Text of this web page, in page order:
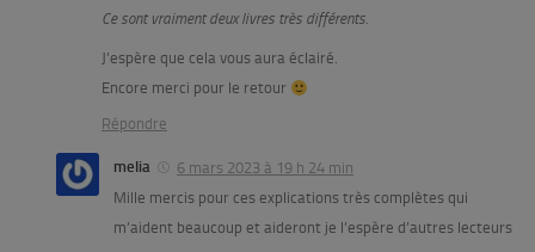
Ce sont vraiment deux livres très différents.
J’espère que cela vous aura éclairé.
Encore merci pour le retour
Répondre
melia
6 mars 2023 à 19 h 24 min
Mille mercis pour ces explications très complètes qui
m’aident beaucoup et aideront je l’espère d’autres lecteurs